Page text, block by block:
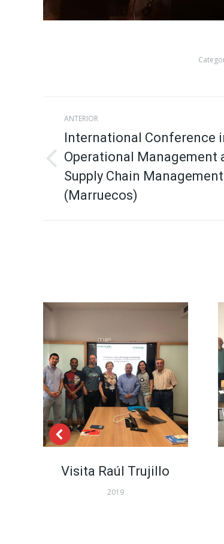
Navegación
entre
proyectos
ANTERIOR
Proyecto
anterior
International Conference
Operational Management
Supply Chain Management
(Marruecos)
Visita Raúl Trujillo
2019